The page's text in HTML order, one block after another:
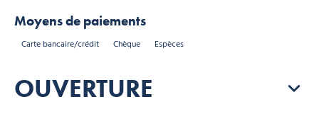
Moyens de paiements
Carte bancaire/crédit Chèque Espèces
OUVERTURE